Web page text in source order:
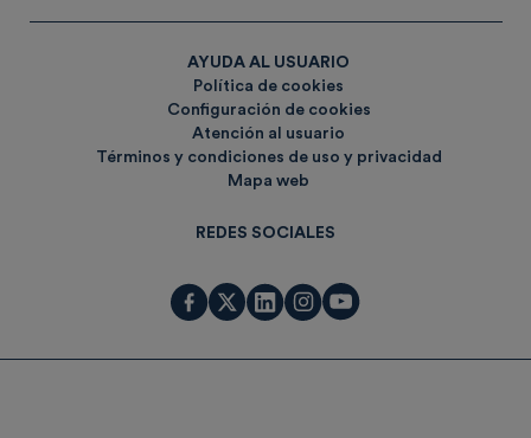
AYUDA AL USUARIO
Política de cookies
Configuración de cookies
Atención al usuario
Términos y condiciones de uso y privacidad
Mapa web
REDES SOCIALES